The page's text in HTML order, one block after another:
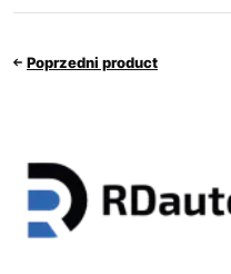
Poprzedni product